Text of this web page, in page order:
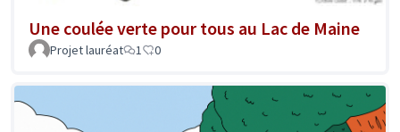
Une coulée verte pour tous au Lac de Maine
Projet lauréat 1 0